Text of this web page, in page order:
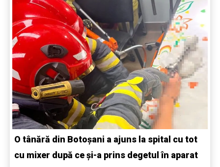
O tânără din Botoșani a ajuns la spital cu tot
cu mixer după ce și-a prins degetul în aparat